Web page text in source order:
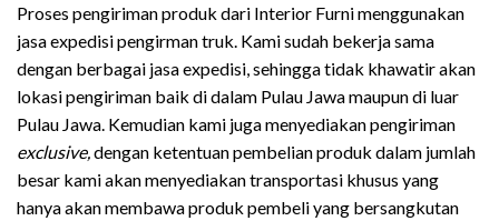
Proses pengiriman produk dari Interior Furni menggunakan
jasa expedisi pengirman truk. Kami sudah bekerja sama
dengan berbagai jasa expedisi, sehingga tidak khawatir akan
lokasi pengiriman baik di dalam Pulau Jawa maupun di luar
Pulau Jawa. Kemudian kami juga menyediakan pengiriman
exclusive,dengan ketentuan pembelian produk dalam jumlah
besar kami akan menyediakan transportasi khusus yang
hanya akan membawa produk pembeli yang bersangkutan